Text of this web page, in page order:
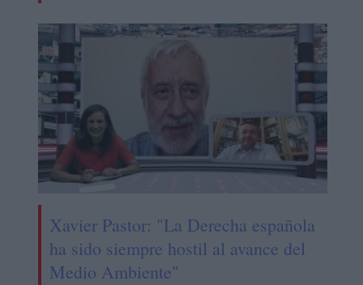
Xavier Pastor: "La Derecha española
ha sido siempre hostil al avance del
Medio Ambiente"